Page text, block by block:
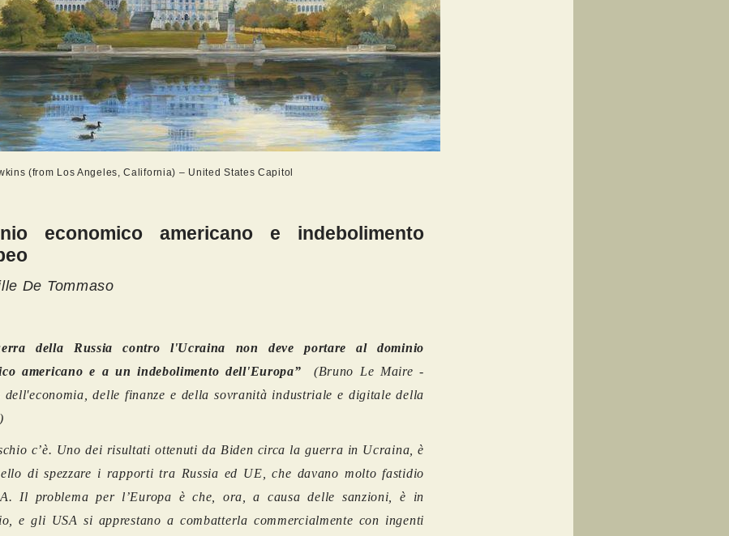
(from Los Angeles, California) – United States Capitol
economico americano e indebolimento
De Tommaso
della Russia contro l'Ucraina non deve portare al dominio
americano e a un indebolimento dell'Europa” (Bruno Le Maire -
dell'economia, delle finanze e della sovranità industriale e digitale della
c’è. Uno dei risultati ottenuti da Biden circa la guerra in Ucraina, è
di spezzare i rapporti tra Russia ed UE, che davano molto fastidio
Il problema per l’Europa è che, ora, a causa delle sanzioni, è in
e gli USA si apprestano a combatterla commercialmente con ingenti